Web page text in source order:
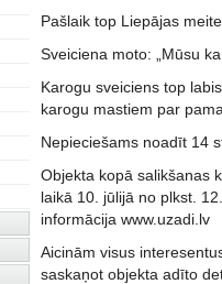
Pašlaik top Liepājas
Sveiciena moto: „Mūsu
Karogu sveiciens top
karogu mastiem par
Nepieciešams noadīt 14
Objekta kopā salikšanas
laikā 10. jūlijā no plkst.
informācija www.uzadi.lv
Aicinām visus
saskaņot objekta adīto